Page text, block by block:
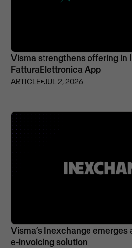
Visma strengthens offering in
FatturaElettronica App
ARTICLE⏵JUL 2, 2026
Visma’s Inexchange emerges
e-invoicing solution